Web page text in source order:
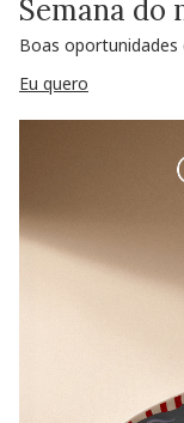
Semana do
Boas oportunidades
Eu quero